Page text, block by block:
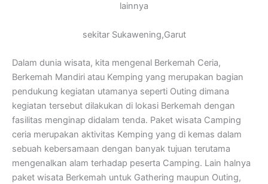
lainnya
sekitar Sukawening,Garut
Dalam dunia wisata, kita mengenal Berkemah Ceria,
Berkemah Mandiri atau Kemping yang merupakan bagian
pendukung kegiatan utamanya seperti Outing dimana
kegiatan tersebut dilakukan di lokasi Berkemah dengan
fasilitas menginap didalam tenda. Paket wisata Camping
ceria merupakan aktivitas Kemping yang di kemas dalam
sebuah kebersamaan dengan banyak tujuan terutama
mengenalkan alam terhadap peserta Camping. Lain halnya
paket wisata Berkemah untuk Gathering maupun Outing,